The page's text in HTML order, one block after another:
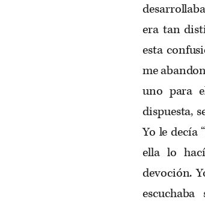
era tan
esta
me
uno para
dispuesta,
Yo le decía
ella lo
devoción.